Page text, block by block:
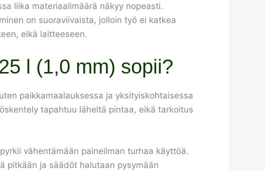
liika materiaalimäärä näkyy nopeasti.
on suoraviivaista, jolloin työ ei katkea
eikä laitteeseen.
l (1,0 mm) sopii?
paikkamaalauksessa ja yksityiskohtaisessa
tapahtuu läheltä pintaa, eikä tarkoitus
vähentämään paineilman turhaa käyttöä.
pitkään ja säädöt halutaan pysymään